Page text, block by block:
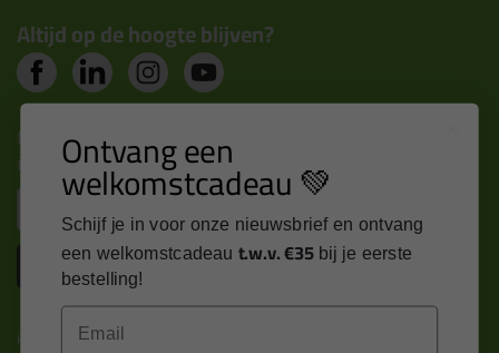
Altijd op de hoogte blijven?
Nieuws, tips en exclusieve deals rechtstreeks in je
inbox
Inschrijven
Kitcentrum is trots op:
Ontvang een
welkomstcadeau 💚
Schijf je in voor onze nieuwsbrief en ontvang
een welkomstcadeau t.w.v. €35 bij je eerste
bestelling!
Email